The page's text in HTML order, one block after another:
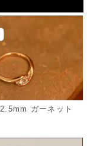
ガーネット